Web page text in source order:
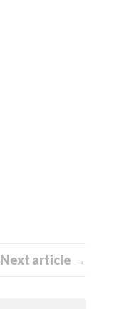
Next article →